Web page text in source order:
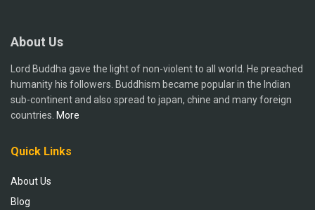
About Us
Lord Buddha gave the light of non-violent to all world. He preached
humanity his followers. Buddhism became popular in the Indian
sub-continent and also spread to japan, chine and many foreign
countries. More
Quick Links
About Us
Blog